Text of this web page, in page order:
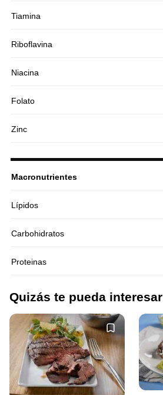
Tiamina
Riboflavina
Niacina
Folato
Zinc
Macronutrientes
Lípidos
Carbohidratos
Proteinas
Quizás te pueda interesar